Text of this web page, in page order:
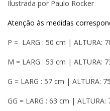
Ilustrada por Paulo Rocker
Atenção às medidas
P = LARG : 50 cm | ALTURA:
M = LARG : 53 cm | ALTURA:
G = LARG : 57 cm | ALTURA:
GG = LARG : 63 cm |